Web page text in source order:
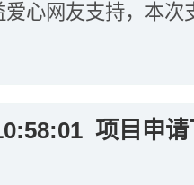
心网友支持，本次
项目申